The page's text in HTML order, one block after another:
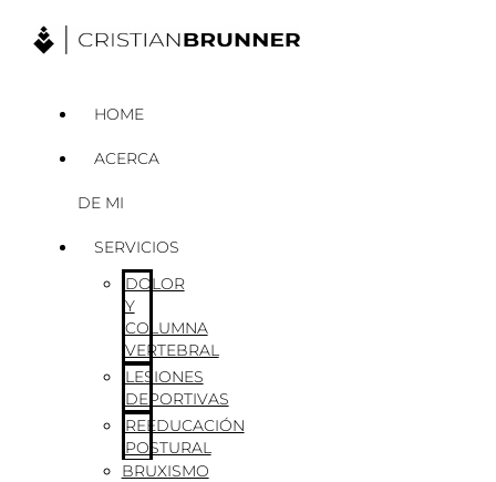
HOME
ACERCA
DE MI
SERVICIOS
DOLOR
Y
COLUMNA
VERTEBRAL
LESIONES
DEPORTIVAS
REEDUCACIÓN
POSTURAL
BRUXISMO